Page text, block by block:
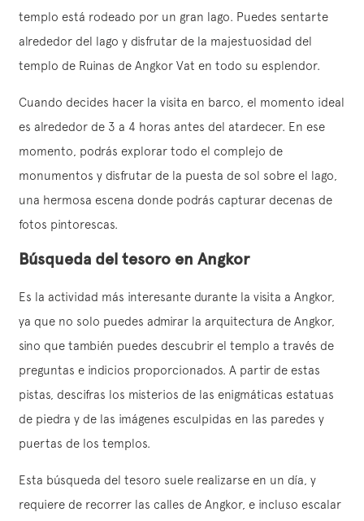
templo está rodeado por un gran lago. Puedes sentarte
alrededor del lago y disfrutar de la majestuosidad del
templo de Ruinas de Angkor Vat en todo su esplendor.
Cuando decides hacer la visita en barco, el momento ideal
es alrededor de 3 a 4 horas antes del atardecer. En ese
momento, podrás explorar todo el complejo de
monumentos y disfrutar de la puesta de sol sobre el lago,
una hermosa escena donde podrás capturar decenas de
fotos pintorescas.
Búsqueda del tesoro en Angkor
Es la actividad más interesante durante la visita a Angkor,
ya que no solo puedes admirar la arquitectura de Angkor,
sino que también puedes descubrir el templo a través de
preguntas e indicios proporcionados. A partir de estas
pistas, descifras los misterios de las enigmáticas estatuas
de piedra y de las imágenes esculpidas en las paredes y
puertas de los templos.
Esta búsqueda del tesoro suele realizarse en un día, y
requiere de recorrer las calles de Angkor, e incluso escalar